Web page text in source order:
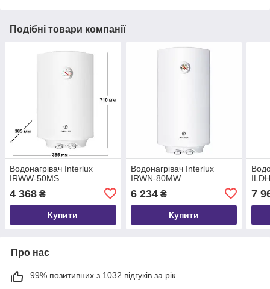
Подібні товари компанії
Водонагрівач Interlux
IRWW-50MS
4 368 ₴
Купити
Водонагрівач Interlux
IRWN-80MW
6 234₴
Купити
7
Про нас
99% позитивних з 1032 відгуків за рік